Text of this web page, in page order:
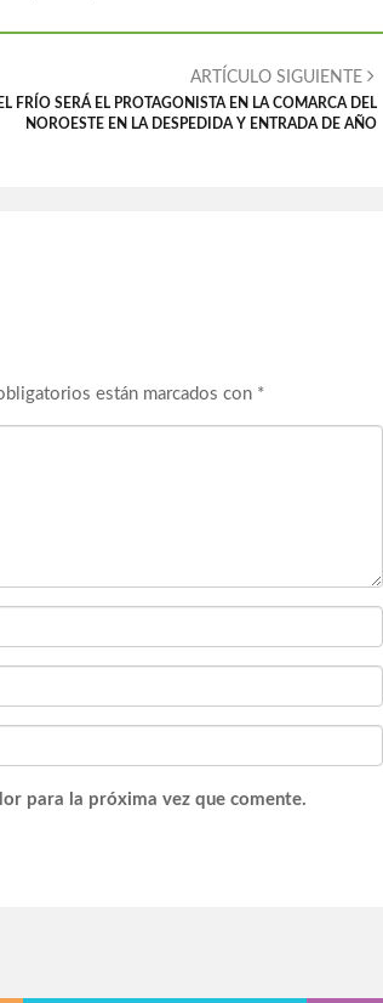
ARTÍCULO SIGUIENTE
EL FRÍO SERÁ EL PROTAGONISTA EN LA COMARCA DEL
NOROESTE EN LA DESPEDIDA Y ENTRADA DE AÑO
están marcados con *
para la próxima vez que comente.